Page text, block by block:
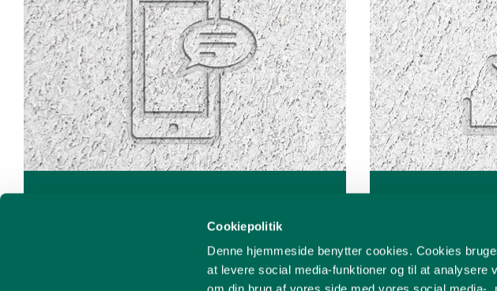
Cookiepolitik
Denne hjemmeside benytter cookies. Cookies
at levere social media-funktioner og til at analysere
Lokalni Doradcy Sprzedaży i Techniczni